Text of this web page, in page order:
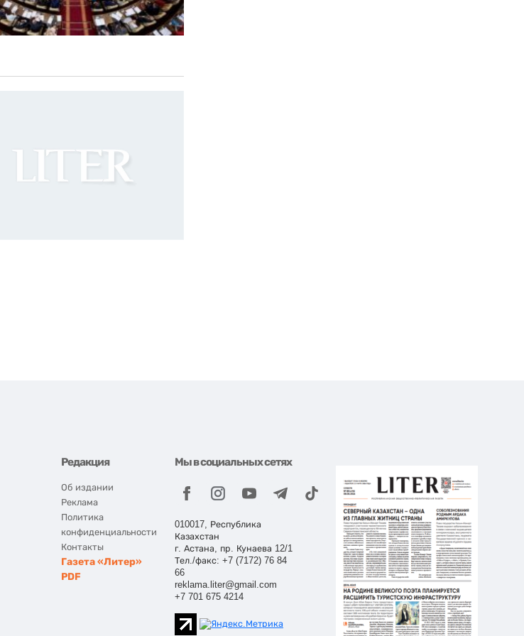
Редакция
Об издании
Реклама
Политика
конфиденциальности
Контакты
Газета «Литер»
PDF
Мы в социальных сетях
010017, Республика
Казахстан
г. Астана, пр. Кунаева 12/1
Тел./факс: +7 (7172) 76 84
66
reklama.liter@gmail.com
+7 701 675 4214